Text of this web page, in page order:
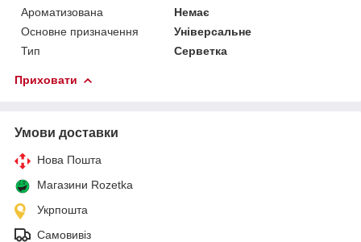
Ароматизована
Немає
Основне призначення
Універсальне
Тип
Серветка
Приховати
Умови доставки
Нова Пошта
Магазини Rozetka
Укрпошта
Самовивіз